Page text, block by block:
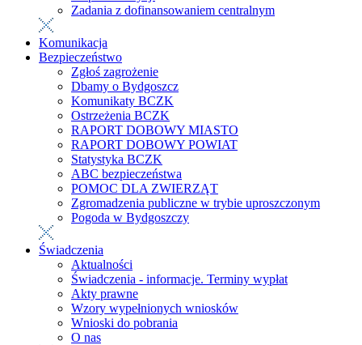
Zadania z dofinansowaniem centralnym
Komunikacja
Bezpieczeństwo
Zgłoś zagrożenie
Dbamy o Bydgoszcz
Komunikaty BCZK
Ostrzeżenia BCZK
RAPORT DOBOWY MIASTO
RAPORT DOBOWY POWIAT
Statystyka BCZK
ABC bezpieczeństwa
POMOC DLA ZWIERZĄT
Zgromadzenia publiczne w trybie uproszczonym
Pogoda w Bydgoszczy
Świadczenia
Aktualności
Świadczenia - informacje. Terminy wypłat
Akty prawne
Wzory wypełnionych wniosków
Wnioski do pobrania
O nas